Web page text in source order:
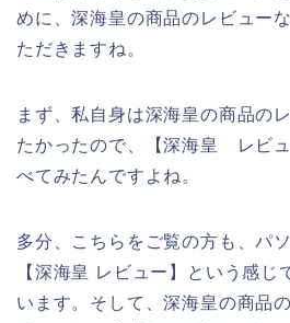
めに、深海皇の商品のレビュー
ただきますね。
まず、私自身は深海皇の商品の
たかったので、【深海皇 レビ
べてみたんですよね。
多分、こちらをご覧の方も、パ
【深海皇 レビュー】という感じ
います。そして、深海皇の商品